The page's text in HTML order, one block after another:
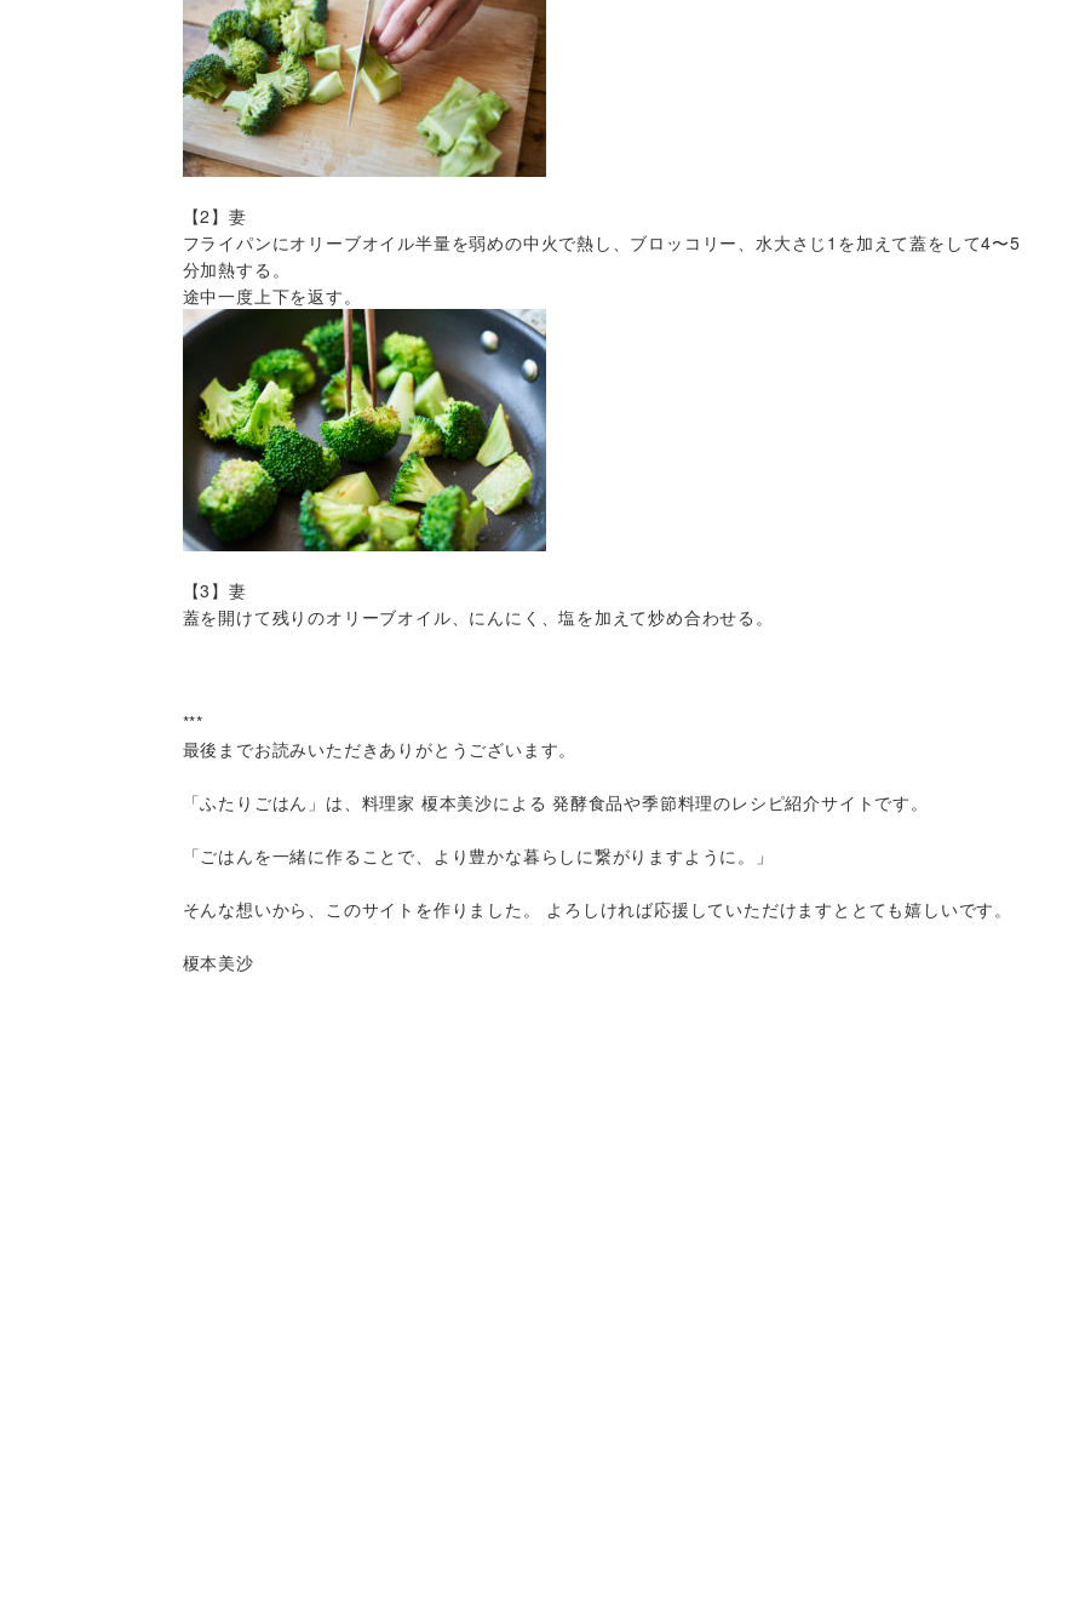
【2】妻
フライパンにオリーブオイル半量を弱めの中火で熱し、ブロッコリー、水大さじ1を加えて蓋をして4〜5
分加熱する。
途中一度上下を返す。
【3】妻
蓋を開けて残りのオリーブオイル、にんにく、塩を加えて炒め合わせる。
***
最後までお読みいただきありがとうございます。
「ふたりごはん」は、料理家 榎本美沙による 発酵食品や季節料理のレシピ紹介サイトです。
「ごはんを一緒に作ることで、より豊かな暮らしに繋がりますように。」
そんな想いから、このサイトを作りました。 よろしければ応援していただけますととても嬉しいです。
榎本美沙